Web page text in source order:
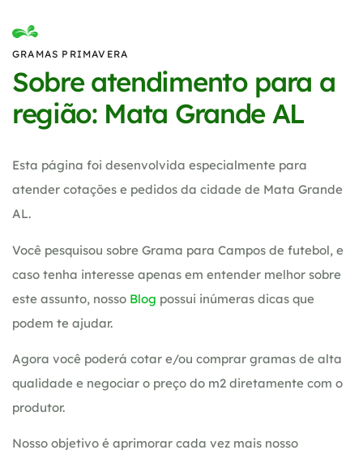
GRAMAS PRIMAVERA
Sobre atendimento para a
região: Mata Grande AL
Esta página foi desenvolvida especialmente para
atender cotações e pedidos da cidade de Mata Grande
AL.
Você pesquisou sobre Grama para Campos de futebol, e
caso tenha interesse apenas em entender melhor sobre
este assunto, nosso Blog possui inúmeras dicas que
podem te ajudar.
Agora você poderá cotar e/ou comprar gramas de alta
qualidade e negociar o preço do m2 diretamente com o
produtor.
Nosso objetivo é aprimorar cada vez mais nosso